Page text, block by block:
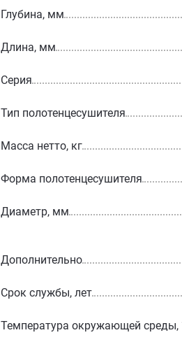
Глубина, мм
Длина, мм
Серия
Тип полотенцесушителя
Масса нетто, кг
Форма полотенцесушителя
Диаметр, мм
Дополнительно
Срок службы, лет
Температура окружающей среды,